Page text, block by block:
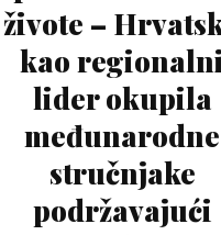
živote –
kao regionalni
lider okupila
međunarodne
stručnjake
podržavajući